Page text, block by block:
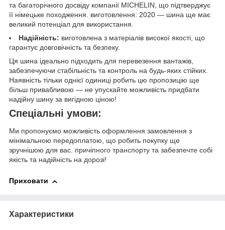
та багаторічного досвіду компанії MICHELIN, що підтверджує
її німецьке походження. виготовлення: 2020 — шина ще має
великий потенціал для використання.
Надійність: виготовлена з матеріалів високої якості, що
гарантує довговічність та безпеку.
Ця шина ідеально підходить для перевезення вантажів,
забезпечуючи стабільність та контроль на будь-яких стійких.
Наявність тільки однієї одиниці робить цю пропозицію ще
більш привабливою — не упускайте можливість придбати
надійну шину за вигідною ціною!
Спеціальні умови:
Ми пропонуємо можливість оформлення замовлення з
мінімальною передоплатою, що робить покупку ще
зручнішою для вас. причіпного транспорту та забезпечте собі
якість та надійність на дорозі!
Приховати
Характеристики